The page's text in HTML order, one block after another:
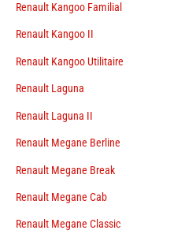
Renault Kangoo Familial
Renault Kangoo II
Renault Kangoo Utilitaire
Renault Laguna
Renault Laguna II
Renault Megane Berline
Renault Megane Break
Renault Megane Cab
Renault Megane Classic